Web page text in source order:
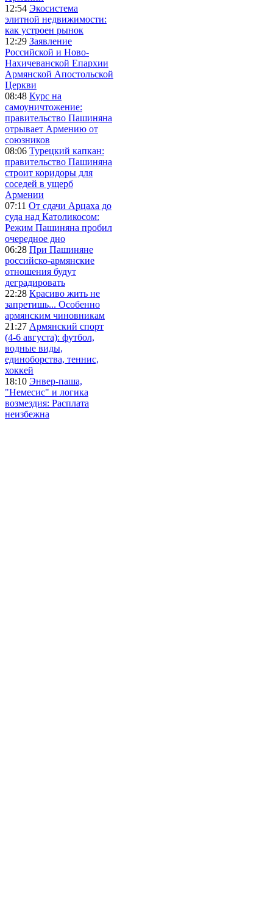
12:54 Экосистема
элитной недвижимости:
как устроен рынок
12:29 Заявление
Российской и Ново-
Нахичеванской Епархии
Армянской Апостольской
Церкви
08:48 Курс на
самоуничтожение:
правительство Пашиняна
отрывает Армению от
союзников
08:06 Турецкий капкан:
правительство Пашиняна
строит коридоры для
соседей в ущерб
Армении
07:11 От сдачи Арцаха до
суда над Католикосом:
Режим Пашиняна пробил
очередное дно
06:28 При Пашиняне
российско-армянские
отношения будут
деградировать
22:28 Красиво жить не
запретишь... Особенно
армянским чиновникам
21:27 Армянский спорт
(4-6 августа): футбол,
водные виды,
единоборства, теннис,
хоккей
18:10 Энвер-паша,
"Немесис" и логика
возмездия: Расплата
неизбежна